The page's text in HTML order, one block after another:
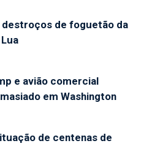
destroços de foguetão da
e avião comercial
em Washington
de centenas de